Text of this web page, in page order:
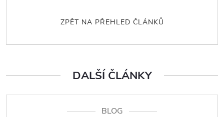
ZPĚT NA PŘEHLED ČLÁNKŮ
DALŠÍ ČLÁNKY
BLOG